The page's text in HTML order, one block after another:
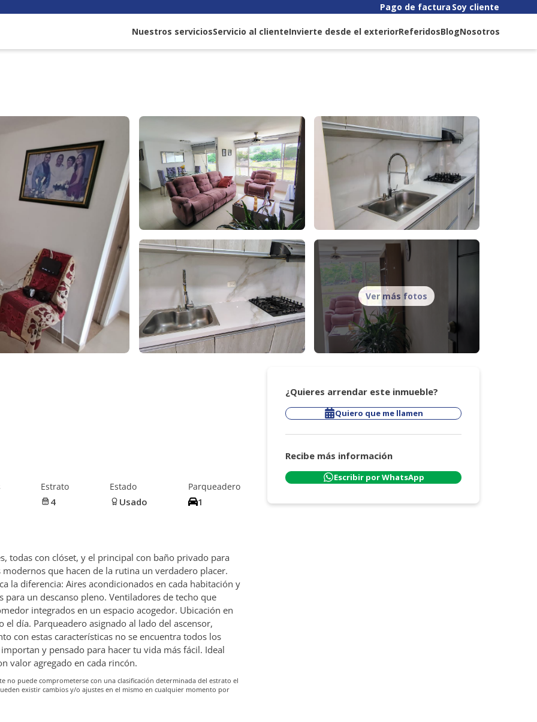
Pago de factura Soy cliente
Nuestros serviciosServicio al clienteInvierte desde el exteriorReferidosBlogNosotros
Ver más fotos
Estrato
4
Estado
Usado
Parqueadero
1
todas con clóset, y el principal con baño privado para
que hacen de la rutina un verdadero placer.
la diferencia: Aires acondicionados en cada habitación y
un descanso pleno. Ventiladores de techo que
integrados en un espacio acogedor. Ubicación en
día. Parqueadero asignado al lado del ascensor,
con estas características no se encuentra todos los
y pensado para hacer tu vida más fácil. Ideal
valor agregado en cada rincón.
no puede comprometerse con una clasificación determinada del estrato el
existir cambios y/o ajustes en el mismo en cualquier momento por
¿Quieres arrendar este inmueble?
Quiero que me llamen
Recibe más información
Escribir por WhatsApp